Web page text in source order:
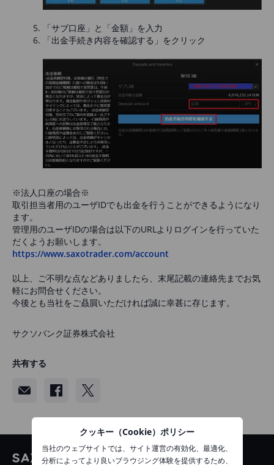
クッキー（Cookie）ポリシー
当社のウェブサイトでは、サイト運営の有効化、最適化、
分析によってより良いブラウジング体験を提供するため、
「サブ口座」と「金額」を入力
「出金手続き内容を確認する」をクリック
※法人口座の場合※
取引担当者用のユーザIDでも出金を行うことができるようになり
ます。
管理用のユーザIDの場合は以下のURLよりログインを行っていた
だくようお願いします。
https://www.saxotrader.com/account
以上、ご不明な点などありましたら、末尾記載の連絡先までお気
軽にお問合せください。
今後とも当社をご贔屓いただければ誠に幸甚に存じます。
サクソバンク証券株式会社
共有する